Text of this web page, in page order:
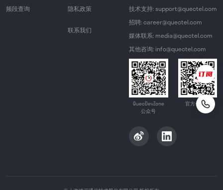
频段查询
隐私政策
联系我们
技术支持: support@quectel.com
招聘: career@quectel.com
媒体联系: media@quectel.com
其他咨询: info@quectel.com
QuecDevZone
公众号
官方公众号